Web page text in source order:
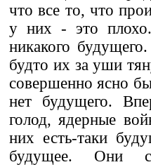
что все то, что
у них - это
никакого
будто их за уши
совершенно ясно
нет будущего.
голод, ядерные
них есть-таки
будущее. Они